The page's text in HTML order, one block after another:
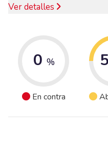
Ver detalles
0 %
En contra